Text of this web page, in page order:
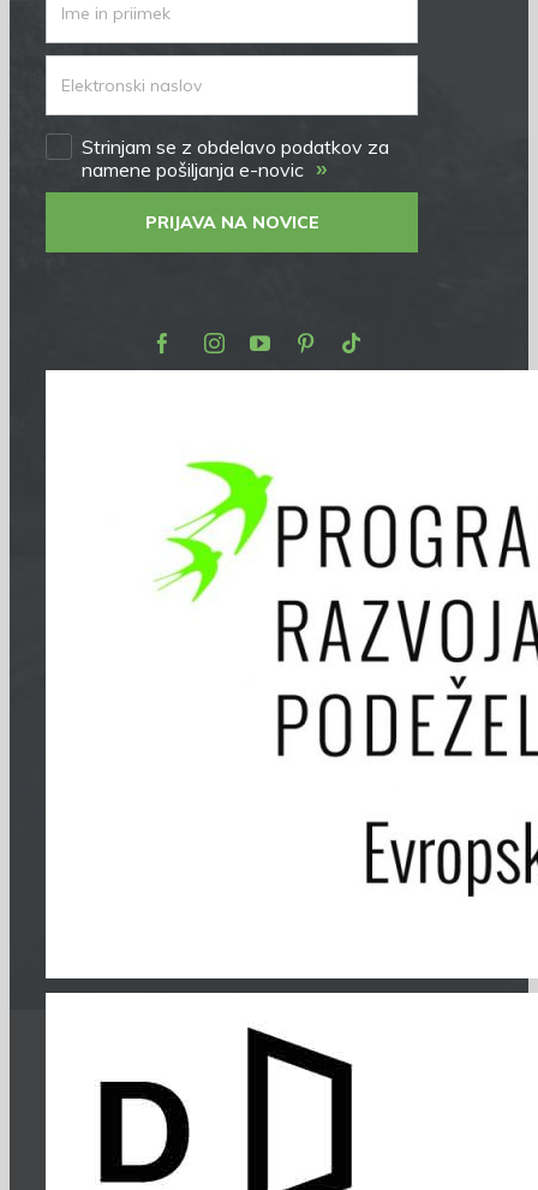
Strinjam se z obdelavo podatkov za
namene pošiljanja e-novic »
PRIJAVA NA NOVICE
FacebookInstagram
YoutubePinterest